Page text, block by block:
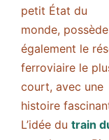
petit État du
monde, possède
également le
ferroviaire le
court, avec une
histoire
L’idée du train